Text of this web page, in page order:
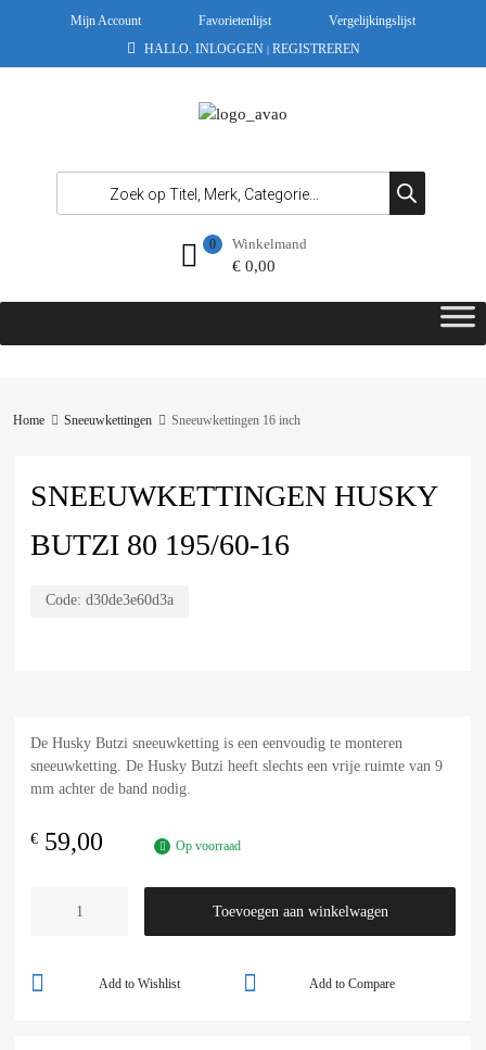
Mijn Account Favorietenlijst
Vergelijkingslijst
HALLO. INLOGGEN | REGISTREREN
Winkelmand
€0,00
0
Home Sneeuwkettingen Sneeuwkettingen 16 inch
SNEEUWKETTINGEN HUSKY
BUTZI 80 195/60-16
Code: d30de3e60d3a
De Husky Butzi sneeuwketting is een eenvoudig te monteren
sneeuwketting. De Husky Butzi heeft slechts een vrije ruimte van 9
mm achter de band nodig.
€ 59,00 Op voorraad
Toevoegen aan winkelwagen
Add to Compare
Add to Wishlist